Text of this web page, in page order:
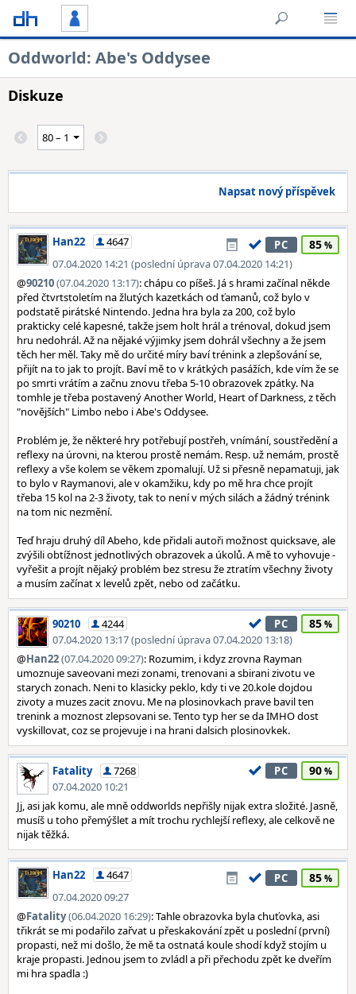
Oddworld: Abe's Oddysee
Diskuze
Napsat nový příspěvek
Han22
4647
07.04.2020 14:21 (poslední úprava 07.04.2020 14:21)
PC 85
@90210(07.04.2020 13:17): chápu co píšeš. Já s hrami začínal někde
před čtvrtstoletím na žlutých kazetkách od ťamanů, což bylo v
podstatě pirátské Nintendo. Jedna hra byla za 200, což bylo
prakticky celé kapesné, takže jsem holt hrál a trénoval, dokud jsem
hru nedohrál. Až na nějaké výjimky jsem dohrál všechny a že jsem
těch her měl. Taky mě do určité míry baví trénink a zlepšování se,
přijít na to jak to projít. Baví mě to v krátkých pasážích, kde vím že se
po smrti vrátím a začnu znovu třeba 5-10 obrazovek zpátky. Na
tomhle je třeba postavený Another World, Heart of Darkness, z těch
"novějších" Limbo nebo i Abe's Oddysee.
Problém je, že některé hry potřebují postřeh, vnímání, soustředění a
reflexy na úrovni, na kterou prostě nemám. Resp. už nemám, prostě
reflexy a vše kolem se věkem zpomalují. Už si přesně nepamatuji, jak
to bylo v Raymanovi, ale v okamžiku, kdy po mě hra chce projít
třeba 15 kol na 2-3 životy, tak to není v mých silách a žádný trénink
na tom nic nezmění.
Teď hraju druhý díl Abeho, kde přidali autoři možnost quicksave, ale
zvýšili obtížnost jednotlivých obrazovek a úkolů. A mě to vyhovuje -
vyřešit a projít nějaký problém bez stresu že ztratím všechny životy
a musím začínat x levelů zpět, nebo od začátku.
90210
4244
07.04.2020 13:17 (poslední úprava 07.04.2020 13:18)
PC 85
@Han22(07.04.2020 09:27): Rozumim, i kdyz zrovna Rayman
umoznuje saveovani mezi zonami, trenovani a sbirani zivotu ve
starych zonach. Neni to klasicky peklo, kdy ti ve 20.kole dojdou
zivoty a muzes zacit znovu. Me na plosinovkach prave bavil ten
trenink a moznost zlepsovani se. Tento typ her se da IMHO dost
vyskillovat, coz se projevuje i na hrani dalsich plosinovkek.
Fatality
7268
07.04.2020 10:21
PC 90
Jj, asi jak komu, ale mně oddworlds nepřišly nijak extra složité. Jasně,
musíš u toho přemýšlet a mít trochu rychlejší reflexy, ale celkově ne
nijak těžká.
Han22
4647
07.04.2020 09:27
PC 85
@Fatality(06.04.2020 16:29): Tahle obrazovka byla chuťovka, asi
třikrát se mi podařilo zařvat u přeskakování zpět u poslední (první)
propasti, než mi došlo, že mě ta ostnatá koule shodí když stojím u
kraje propasti. Jednou jsem to zvládl a při přechodu zpět ke dveřím
mi hra spadla :)